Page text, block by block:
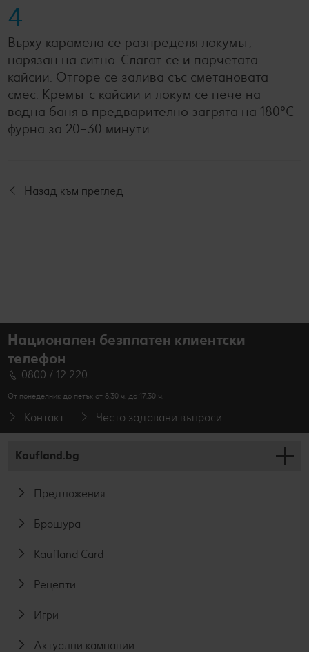
4
Върху карамела се разпределя локумът,
нарязан на ситно. Слагат се и парчетата
кайсии. Отгоре се залива със сметановата
смес. Кремът с кайсии и локум се пече на
водна баня в предварително загрята на 180°C
фурна за 20–30 минути.
Назад към преглед
Национален безплатен клиентски
телефон
0800 / 12 220
От понеделник до петък от 8.30 ч. до 17.30 ч.
Контакт Често задавани въпроси
Kaufland.bg
Предложения
Брошура
Kaufland Card
Рецепти
Игри
Актуални кампании